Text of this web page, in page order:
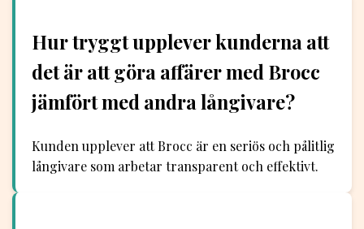
Hur tryggt upplever kunderna att
det är att göra affärer med Brocc
jämfört med andra långivare?
Kunden upplever att Brocc är en seriös och pålitlig
långivare som arbetar transparent och effektivt.